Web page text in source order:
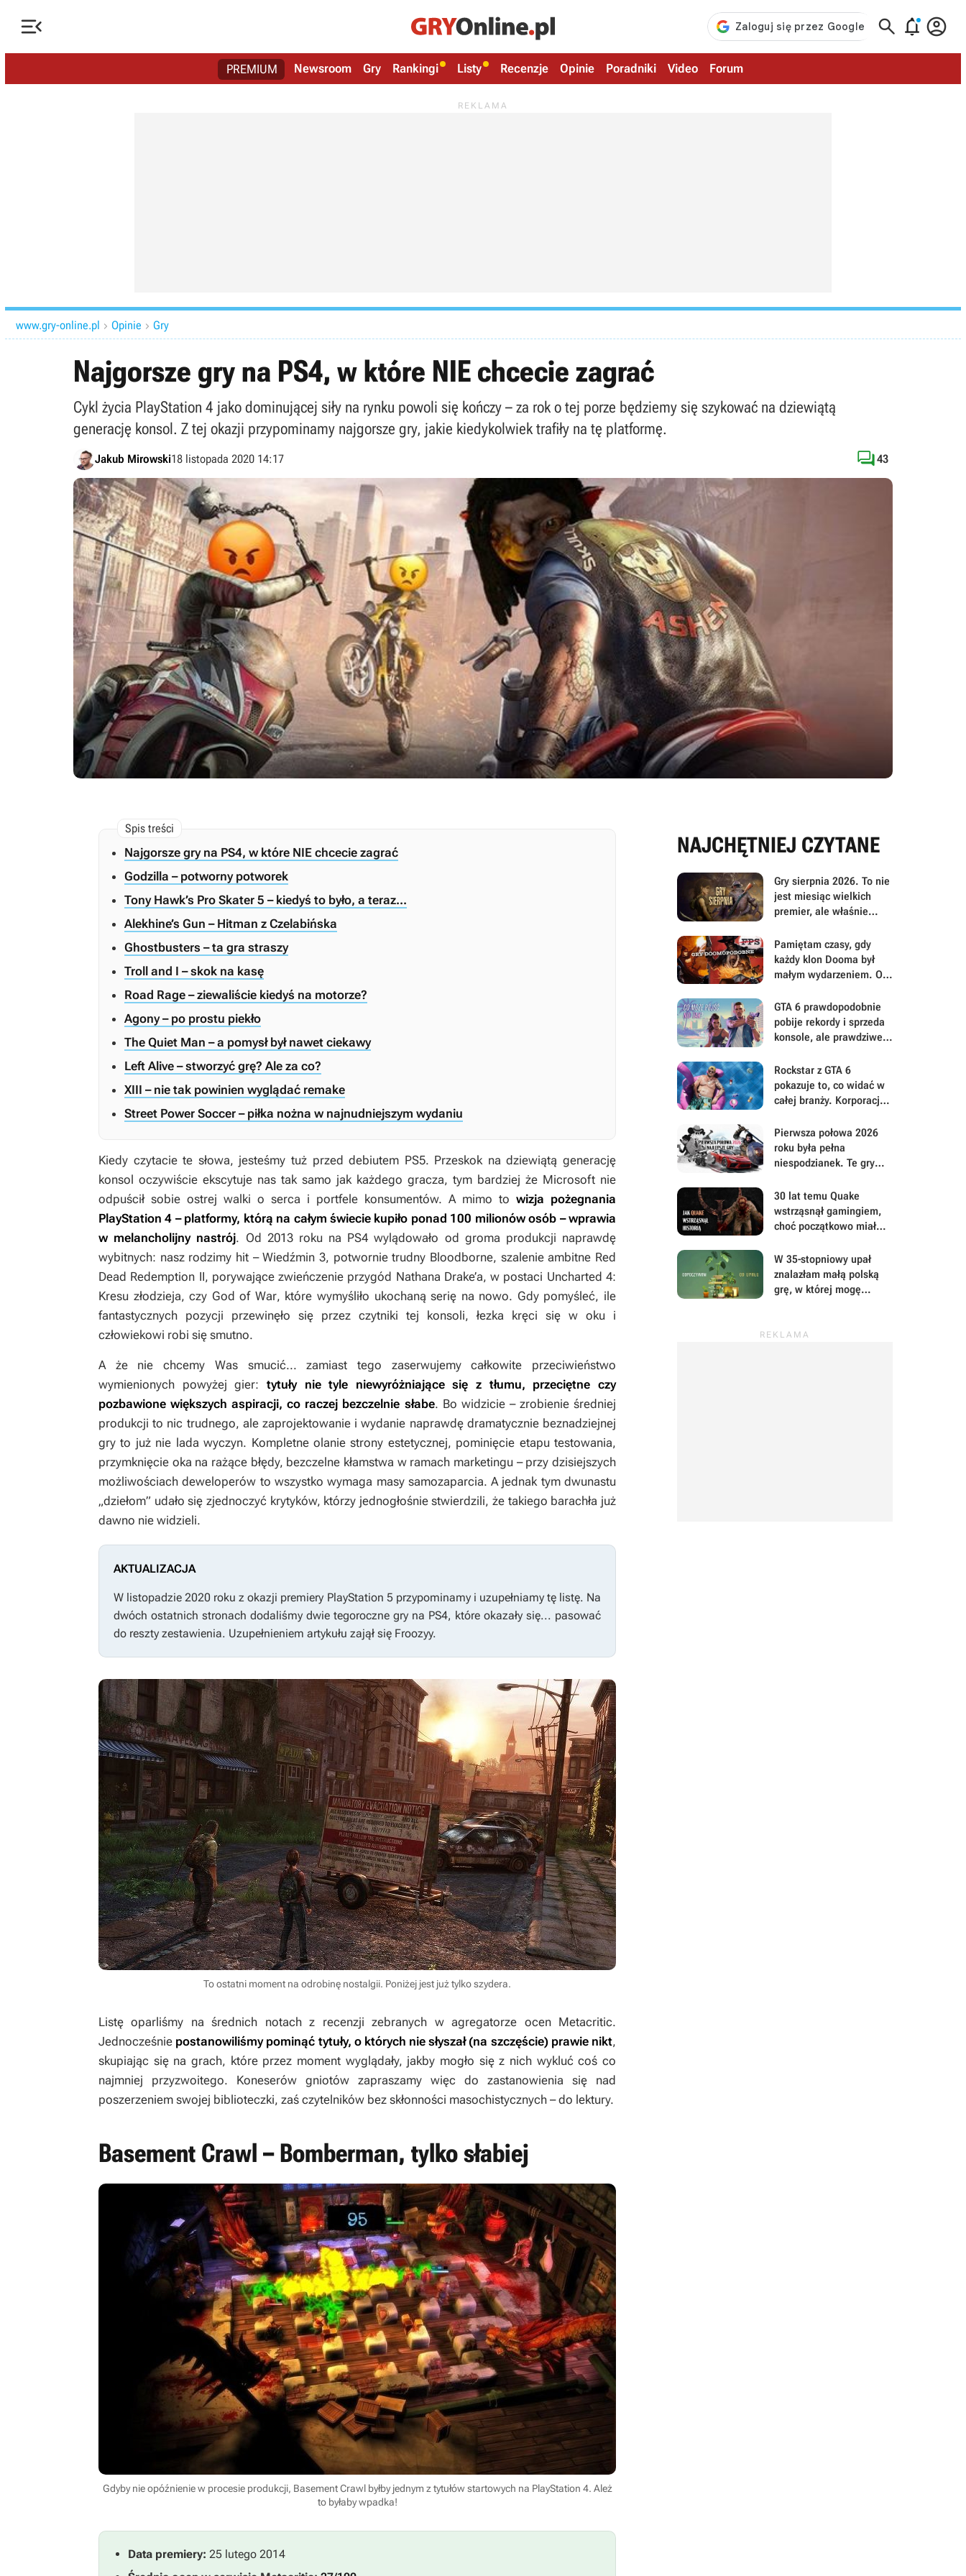
   
PREMIUM Newsroom Gry Rankingi Listy Recenzje Opinie Poradniki Video Forum
www.gry-online.pl  Opinie  Gry
Najgorsze gry na PS4, w które NIE chcecie zagrać
Cykl życia PlayStation 4 jako dominującej siły na rynku powoli się kończy – za rok o tej porze będziemy się szykować na dziewiątą
generację konsol. Z tej okazji przypominamy najgorsze gry, jakie kiedykolwiek trafiły na tę platformę.
Jakub Mirowski18 listopada 2020 14:17 43
Najgorsze gry na PS4, w które NIE chcecie zagrać
Godzilla – potworny potworek
Tony Hawk’s Pro Skater 5 – kiedyś to było, a teraz...
Alekhine’s Gun – Hitman z Czelabińska
Ghostbusters – ta gra straszy
Troll and I – skok na kasę
Road Rage – ziewaliście kiedyś na motorze?
Agony – po prostu piekło
The Quiet Man – a pomysł był nawet ciekawy
Left Alive – stworzyć grę? Ale za co?
XIII – nie tak powinien wyglądać remake
Street Power Soccer – piłka nożna w najnudniejszym wydaniu
Kiedy czytacie te słowa, jesteśmy tuż przed debiutem PS5. Przeskok na dziewiątą generację
konsol oczywiście ekscytuje nas tak samo jak każdego gracza, tym bardziej że Microsoft nie
odpuścił sobie ostrej walki o serca i portfele konsumentów. A mimo to wizja pożegnania
PlayStation 4 – platformy, którą na całym świecie kupiło ponad 100 milionów osób – wprawia
w melancholijny nastrój. Od 2013 roku na PS4 wylądowało od groma produkcji naprawdę
wybitnych: nasz rodzimy hit –Wiedźmin 3, potwornie trudny Bloodborne, szalenie ambitne Red
Dead Redemption II, porywające zwieńczenie przygód Nathana Drake’a, w postaci Uncharted 4:
Kresu złodzieja, czy God of War, które wymyśliło ukochaną serię na nowo. Gdy pomyśleć, ile
fantastycznych pozycji przewinęło się przez czytniki tej konsoli, łezka kręci się w oku i
człowiekowi robi się smutno.
A że nie chcemy Was smucić... zamiast tego zaserwujemy całkowite przeciwieństwo
wymienionych powyżej gier: tytuły nie tyle niewyróżniające się z tłumu, przeciętne czy
pozbawione większych aspiracji, co raczej bezczelnie słabe. Bo widzicie – zrobienie średniej
produkcji to nic trudnego, ale zaprojektowanie i wydanie naprawdę dramatycznie beznadziejnej
gry to już nie lada wyczyn. Kompletne olanie strony estetycznej, pominięcie etapu testowania,
przymknięcie oka na rażące błędy, bezczelne kłamstwa w ramach marketingu – przy dzisiejszych
możliwościach deweloperów to wszystko wymaga masy samozaparcia. A jednak tym dwunastu
„dziełom” udało się zjednoczyć krytyków, którzy jednogłośnie stwierdzili, że takiego barachła już
dawno nie widzieli.
AKTUALIZACJA
W listopadzie 2020 roku z okazji premiery PlayStation 5 przypominamy i uzupełniamy tę listę. Na
dwóch ostatnich stronach dodaliśmy dwie tegoroczne gry na PS4, które okazały się... pasować
do reszty zestawienia. Uzupełnieniem artykułu zajął się Froozyy.
To ostatni moment na odrobinę nostalgii. Poniżej jest już tylko szydera.
Listę oparliśmy na średnich notach z recenzji zebranych w agregatorze ocen Metacritic.
Jednocześnie postanowiliśmy pominąć tytuły, o których nie słyszał (na szczęście) prawie nikt,
skupiając się na grach, które przez moment wyglądały, jakby mogło się z nich wykluć coś co
najmniej przyzwoitego. Koneserów gniotów zapraszamy więc do zastanowienia się nad
poszerzeniem swojej biblioteczki, zaś czytelników bez skłonności masochistycznych – do lektury.
Basement Crawl – Bomberman, tylko słabiej
Gdyby nie opóźnienie w procesie produkcji, Basement Crawl byłby jednym z tytułów startowych na PlayStation 4. Ależ
to byłaby wpadka!
Data premiery: 25 lutego 2014
NAJCHĘTNIEJ CZYTANE
Gry sierpnia 2026. To nie
jest miesiąc wielkich
premier, ale właśnie
mu się uważniej
Pamiętam czasy, gdy
każdy klon Dooma był
małym wydarzeniem. Oto
FPS-y lat 90.
GTA 6 prawdopodobnie
pobije rekordy i sprzeda
konsole, ale prawdziwe
będą musieli mu
wybaczyć
Rockstar z GTA 6
pokazuje to, co widać w
całej branży. Korporacje
graczami
Pierwsza połowa 2026
roku była pełna
niespodzianek. Te gry
uwagę i Wasz czas
30 lat temu Quake
wstrząsnął gamingiem,
choć początkowo miał
W 35-stopniowy upał
znalazłam małą polską
grę, w której mogę
wszystkiego